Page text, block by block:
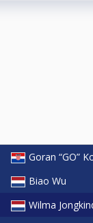
controleert
Goran “GO”
Biao Wu
Wilma